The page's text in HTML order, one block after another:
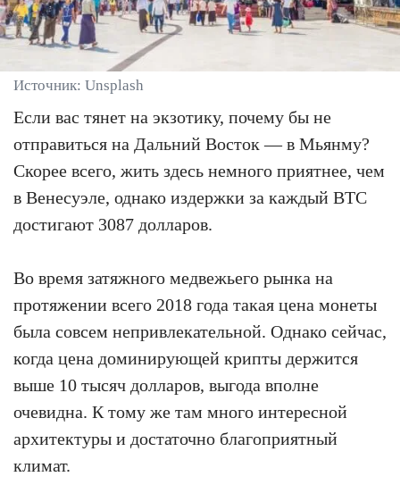
Источник: Unsplash
Если вас тянет на экзотику, почему бы не
отправиться на Дальний Восток — в Мьянму?
Скорее всего, жить здесь немного приятнее, чем
в Венесуэле, однако издержки за каждый BTC
достигают 3087 долларов.
Во время затяжного медвежьего рынка на
протяжении всего 2018 года такая цена монеты
была совсем непривлекательной. Однако сейчас,
когда цена доминирующей крипты держится
выше 10 тысяч долларов, выгода вполне
очевидна. К тому же там много интересной
архитектуры и достаточно благоприятный
климат.